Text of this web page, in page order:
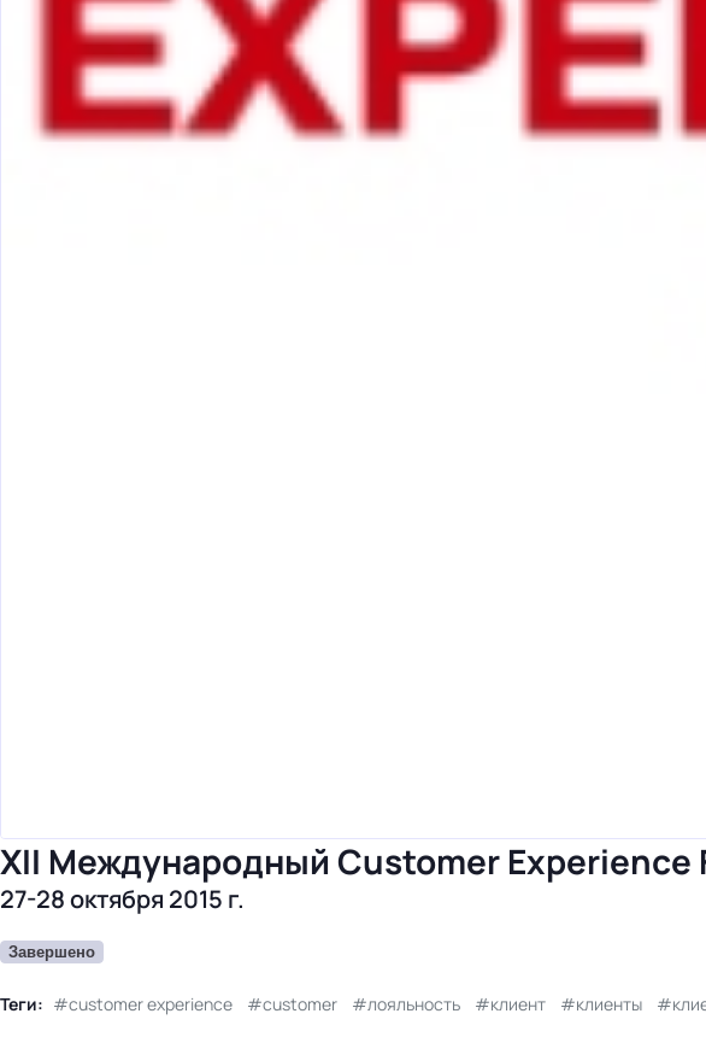
XII Международный Customer Experience
27-28 октября 2015 г.
Завершено
Теги: customer experience customer лояльность клиент клиенты